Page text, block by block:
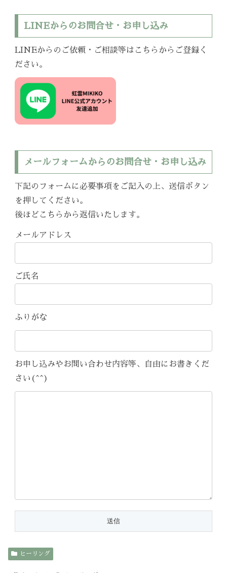
LINEからのお問合せ・お申し込み
LINEからのご依頼・ご相談等はこちらからご登録く
ださい。
メールフォームからのお問合せ・お申し込み
下記のフォームに必要事項をご記入の上、送信ボタン
を押してください。
後ほどこちらから返信いたします。
メールアドレス
ご氏名
ふりがな
お申し込みやお問い合わせ内容等、自由にお書きくだ
さい(^^)
ヒーリング